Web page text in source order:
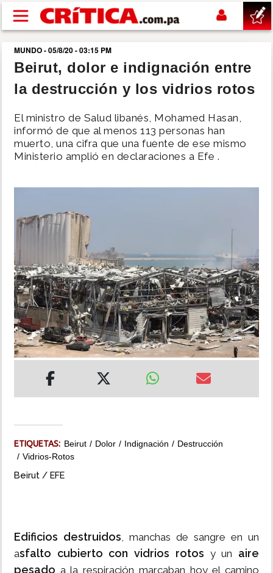
Pasar al contenido principal
buscar
SUCESOS
NACIONAL
POLÍTICA
DEPORTES
MUNDO
INSÓLITAS
MULTIMEDIA
MUNDO - 05/8/20 - 03:15 PM
Beirut, dolor e indignación entre
la destrucción y los vidrios rotos
El ministro de Salud libanés, Mohamed Hasan,
informó de que al menos 113 personas han
muerto, una cifra que una fuente de ese mismo
Ministerio amplió en declaraciones a Efe .
ETIQUETAS: Beirut Dolor Indignación
Destrucción
Vidrios-Rotos
Beirut / EFE
Edificios destruidos, manchas de sangre en un
asfalto cubierto con vidrios rotos y un aire
pesado a la respiración marcaban hoy el camino